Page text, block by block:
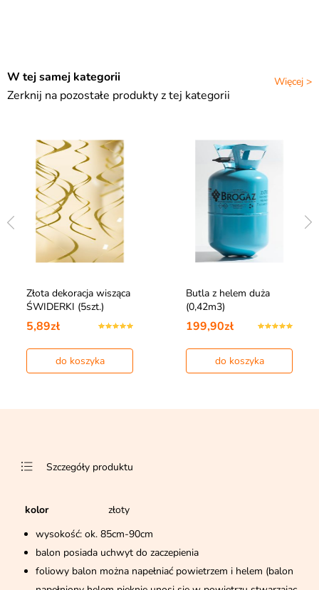
Więcej >
W tej samej kategorii
Zerknij na pozostałe produkty z tej kategorii
Złota dekoracja wisząca
ŚWIDERKI (5szt.)
5,89zł
do koszyka
Butla z helem duża
(0,42m3)
199,90zł
do koszyka
Szczegóły produktu
kolor
złoty
wysokość: ok. 85cm-90cm
balon posiada uchwyt do zaczepienia
foliowy balon można napełniać powietrzem i helem (balon